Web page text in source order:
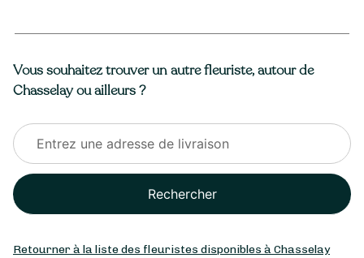
Vous souhaitez trouver un autre fleuriste, autour de
Chasselay ou ailleurs ?
Rechercher
Retourner à la liste des fleuristes disponibles à Chasselay